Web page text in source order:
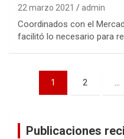
22 marzo 2021 admin
Coordinados con el
facilitó lo necesario para
Navegación
1 2 …
Publicaciones